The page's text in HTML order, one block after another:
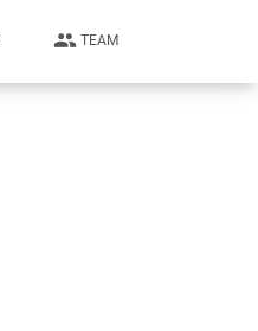
people TEAM